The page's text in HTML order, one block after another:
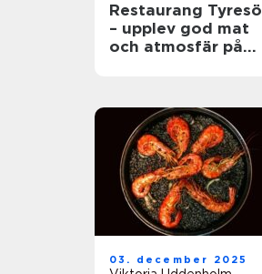
Restaurang Tyresö
– upplev god mat
och atmosfär på
03. december 2025